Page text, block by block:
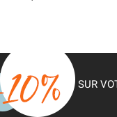
SUR